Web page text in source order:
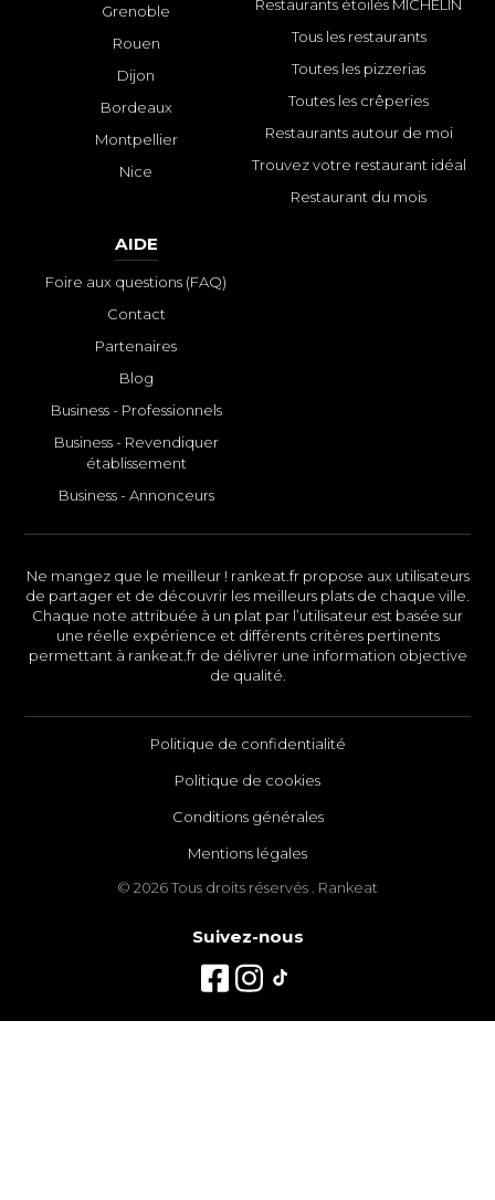
Grenoble
Rouen
Dijon
Bordeaux
Montpellier
Nice
Restaurants étoilés MICHELIN
Tous les restaurants
Toutes les pizzerias
Toutes les crêperies
Restaurants autour de moi
Trouvez votre restaurant idéal
Restaurant du mois
AIDE
Foire aux questions (FAQ)
Contact
Partenaires
Blog
Business - Professionnels
Business - Revendiquer
établissement
Business - Annonceurs
Ne mangez que le meilleur ! rankeat.fr propose aux utilisateurs
de partager et de découvrir les meilleurs plats de chaque ville.
Chaque note attribuée à un plat par l’utilisateur est basée sur
une réelle expérience et différents critères pertinents
permettant à rankeat.fr de délivrer une information objective
de qualité.
Politique de confidentialité
Politique de cookies
Conditions générales
Mentions légales
© 2026 Tous droits réservés . Rankeat
Suivez-nous